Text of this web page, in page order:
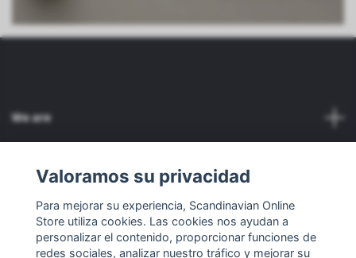
We are
Otro
Redes sociales
Valoramos su privacidad
Para mejorar su experiencia, Scandinavian Online
Store utiliza cookies. Las cookies nos ayudan a
personalizar el contenido, proporcionar funciones de
redes sociales, analizar nuestro tráfico y mejorar su